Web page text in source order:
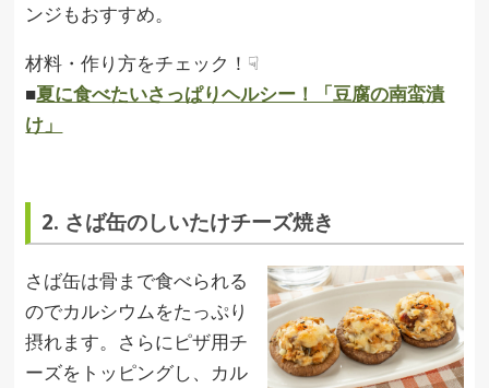
ンジもおすすめ。
材料・作り方をチェック！☟
■夏に食べたいさっぱりヘルシー！「豆腐の南蛮漬
け」
2. さば缶のしいたけチーズ焼き
さば缶は骨まで食べられる
のでカルシウムをたっぷり
摂れます。さらにピザ用チ
ーズをトッピングし、カル